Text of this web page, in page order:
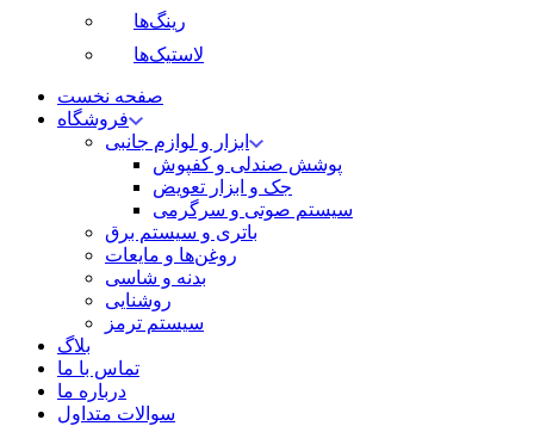
رینگ‌ها
لاستیک‌ها
صفحه نخست
فروشگاه
ابزار و لوازم جانبی
پوشش صندلی و کفپوش
جک و ابزار تعویض
سیستم صوتی و سرگرمی
باتری و سیستم برق
روغن‌ها و مایعات
بدنه و شاسی
روشنایی
سیستم ترمز
بلاگ
تماس با ما
درباره ما
سوالات متداول